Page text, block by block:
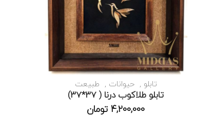
تابلو حیوانات طبیعت
تابلو طلاکوب درنا ( 37*37)
4,200,000 تومان